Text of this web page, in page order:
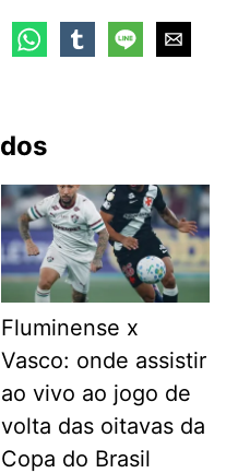
Fluminense x
Vasco: onde assistir
ao vivo ao jogo de
volta das oitavas da
Copa do Brasil